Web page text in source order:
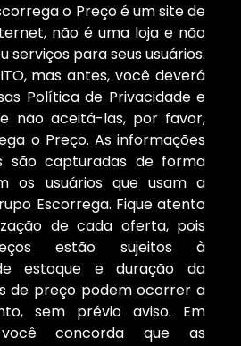
o Preço é um site de
não é uma loja e não
serviços para seus usuários.
mas antes, você deverá
Política de Privacidade e
não aceitá-las, por favor,
o Preço. As informações
são capturadas de forma
os usuários que usam a
Escorrega. Fique atento
de cada oferta, pois
estão sujeitos à
estoque e duração da
de preço podem ocorrer a
sem prévio aviso. Em
concorda que as